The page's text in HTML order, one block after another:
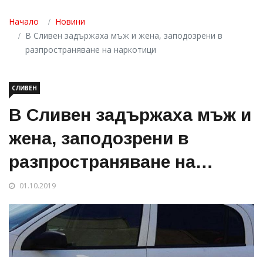
Начало
Новини
В Сливен задържаха мъж и жена, заподозрени в
разпространяване на наркотици
СЛИВЕН
В Сливен задържаха мъж и
жена, заподозрени в
разпространяване на
наркотици
01.10.2019